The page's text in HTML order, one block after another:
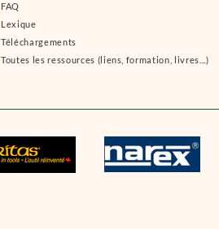
FAQ
Lexique
Téléchargements
Toutes les ressources (liens, formation, livres...)